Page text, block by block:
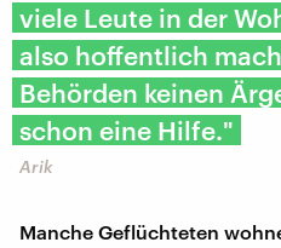
viele Leute in der
also hoffentlich
Behörden keinen
schon eine Hilfe."
Arik
Manche Geflüchteten